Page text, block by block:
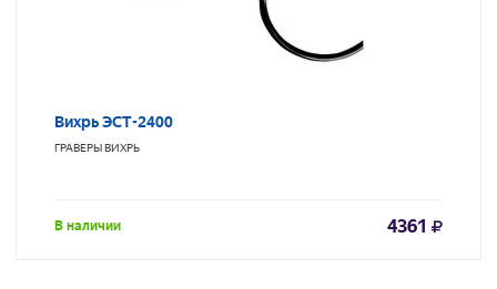
Вихрь ЭСТ-2400
ГРАВЕРЫВИХРЬ
В наличии 4361